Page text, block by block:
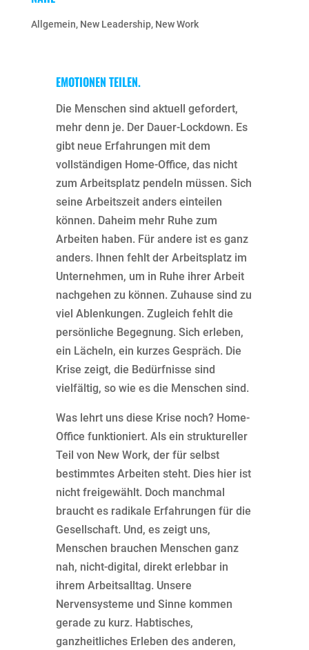
Allgemein, New Leadership, New Work
EMOTIONEN TEILEN.
Die Menschen sind aktuell gefordert,
mehr denn je. Der Dauer-Lockdown. Es
gibt neue Erfahrungen mit dem
vollständigen Home-Office, das nicht
zum Arbeitsplatz pendeln müssen. Sich
seine Arbeitszeit anders einteilen
können. Daheim mehr Ruhe zum
Arbeiten haben. Für andere ist es ganz
anders. Ihnen fehlt der Arbeitsplatz im
Unternehmen, um in Ruhe ihrer Arbeit
nachgehen zu können. Zuhause sind zu
viel Ablenkungen. Zugleich fehlt die
persönliche Begegnung. Sich erleben,
ein Lächeln, ein kurzes Gespräch. Die
Krise zeigt, die Bedürfnisse sind
vielfältig, so wie es die Menschen sind.
Was lehrt uns diese Krise noch? Home-
Office funktioniert. Als ein struktureller
Teil von New Work, der für selbst
bestimmtes Arbeiten steht. Dies hier ist
nicht freigewählt. Doch manchmal
braucht es radikale Erfahrungen für die
Gesellschaft. Und, es zeigt uns,
Menschen brauchen Menschen ganz
nah, nicht-digital, direkt erlebbar in
ihrem Arbeitsalltag. Unsere
Nervensysteme und Sinne kommen
gerade zu kurz. Habtisches,
ganzheitliches Erleben des anderen,